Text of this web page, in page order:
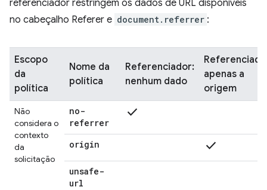
referenciador restringem os dados de URL disponíveis
no cabeçalho Referer e document.referrer :
Escopo
da
política
Nome da
política
Referenciador:
nenhum dado
apenas a
origem
Não
considera o
contexto
da
solicitação
no-
referrer
check
origin check
unsafe-
url